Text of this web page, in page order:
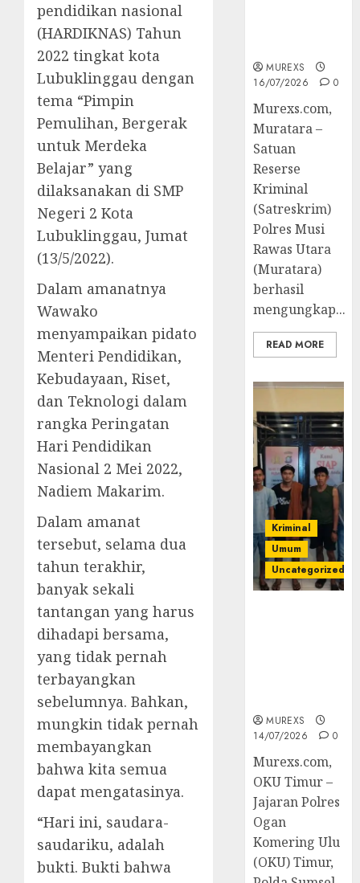
pendidikan nasional
(HARDIKNAS) Tahun
2022 tingkat kota
Lubuklinggau dengan
tema “Pimpin
Pemulihan, Bergerak
untuk Merdeka
Belajar” yang
dilaksanakan di SMP
Negeri 2 Kota
Lubuklinggau, Jumat
(13/5/2022).
Dalam amanatnya
Wawako
menyampaikan pidato
Menteri Pendidikan,
Kebudayaan, Riset,
dan Teknologi dalam
rangka Peringatan
Hari Pendidikan
Nasional 2 Mei 2022,
Nadiem Makarim.
Dalam amanat
tersebut, selama dua
tahun terakhir,
banyak sekali
tantangan yang harus
dihadapi bersama,
yang tidak pernah
terbayangkan
sebelumnya. Bahkan,
mungkin tidak pernah
membayangkan
bahwa kita semua
dapat mengatasinya.
“Hari ini, saudara-
saudariku, adalah
bukti. Bukti bahwa
MUREXS
16/07/2026
0
Murexs.com,
Muratara –
Satuan
Reserse
Kriminal
(Satreskrim)
Polres Musi
Rawas Utara
(Muratara)
berhasil
mengungkap...
READ MORE
Kriminal
Umum
Uncategorized
MUREXS
14/07/2026
0
Murexs.com,
OKU Timur –
Jajaran Polres
Ogan
Komering Ulu
(OKU) Timur,